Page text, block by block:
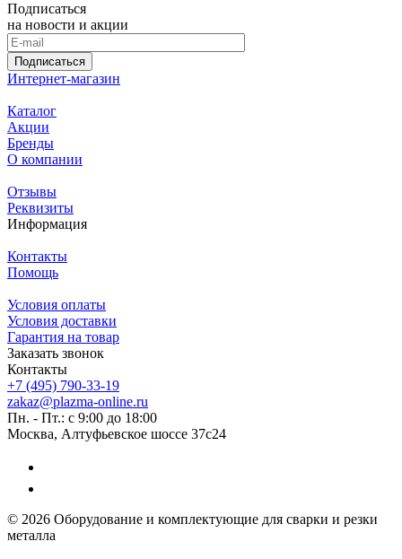
Подписаться
на новости и акции
Подписаться
Интернет-магазин
Каталог
Акции
Бренды
О компании
Отзывы
Реквизиты
Информация
Контакты
Помощь
Условия оплаты
Условия доставки
Гарантия на товар
Заказать звонок
Контакты
+7 (495) 790-33-19
zakaz@plazma-online.ru
Пн. - Пт.: с 9:00 до 18:00
Москва, Алтуфьевское шоссе 37с24
© 2026 Оборудование и комплектующие для сварки и резки
металла